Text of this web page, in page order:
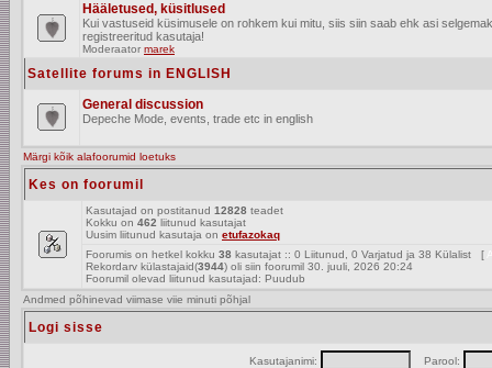
Hääletused, küsitlused
Kui vastuseid küsimusele on rohkem kui mitu, siis siin saab ehk asi
registreeritud kasutaja!
Moderaator marek
Satellite forums in ENGLISH
General discussion
Depeche Mode, events, trade etc in english
Märgi kõik alafoorumid loetuks
Kes on foorumil
Kasutajad on postitanud 12828 teadet
Kokku on 462 liitunud kasutajat
Uusim liitunud kasutaja on etufazokaq
Foorumis on hetkel kokku 38 kasutajat :: 0 Liitunud, 0 Varjatud ja 38 Külalist [
Rekordarv külastajaid(3944) oli siin foorumil 30. juuli, 2026 20:24
Foorumil olevad liitunud kasutajad: Puudub
Andmed põhinevad viimase viie minuti põhjal
Logi sisse
Kasutajanimi: Parool: